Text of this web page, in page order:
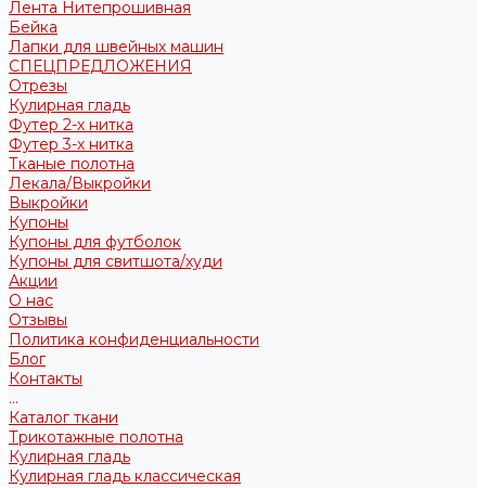
Лента Нитепрошивная
Бейка
Лапки для швейных машин
СПЕЦПРЕДЛОЖЕНИЯ
Отрезы
Кулирная гладь
Футер 2-х нитка
Футер 3-х нитка
Тканые полотна
Лекала/Выкройки
Выкройки
Купоны
Купоны для футболок
Купоны для свитшота/худи
Акции
О нас
Отзывы
Политика конфиденциальности
Блог
Контакты
...
Каталог ткани
Трикотажные полотна
Кулирная гладь
Кулирная гладь классическая